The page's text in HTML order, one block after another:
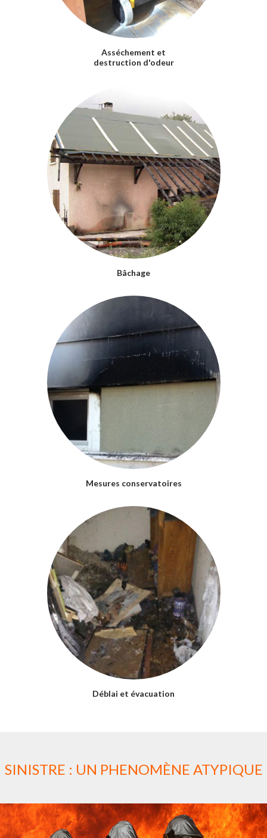
Asséchement et
destruction d'odeur
Bâchage
Mesures conservatoires
Déblai et évacuation
SINISTRE : UN PHENOMÈNE ATYPIQUE